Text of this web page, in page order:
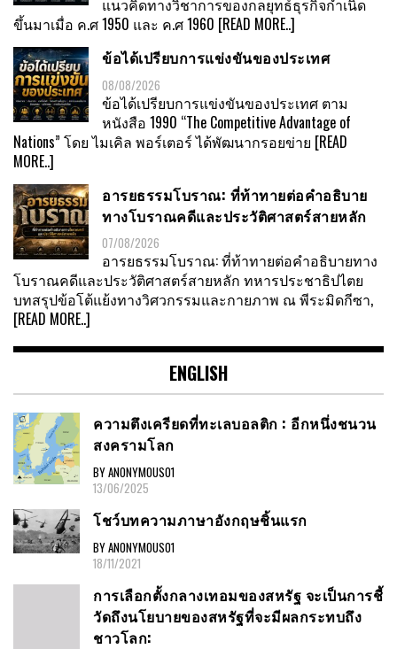
แนวคิดทางวิชาการของกลยุทธ์ธุรกิจกำเนิด
ขึ้นมาเมื่อ ค.ศ 1950 และ ค.ศ 1960 [READ MORE..]
ข้อได้เปรียบการแข่งขันของประเทศ
08/08/2026
ข้อได้เปรียบการแข่งขันของประเทศ ตาม
หนังสือ 1990 “The Competitive Advantage of
Nations” โดย ไมเคิล พอร์เตอร์ ได้พัฒนากรอยข่าย [READ
MORE..]
อารยธรรมโบราณ: ที่ท้าทายต่อคำอธิบาย
ทางโบราณคดีและประวัติศาสตร์สายหลัก
07/08/2026
อารยธรรมโบราณ: ที่ท้าทายต่อคำอธิบายทาง
โบราณคดีและประวัติศาสตร์สายหลัก ทหารประชาธิปไตย
บทสรุปข้อโต้แย้งทางวิศวกรรมและกายภาพ ณ พีระมิดกีซา,
[READ MORE..]
ENGLISH
ความตึงเครียดที่ทะเลบอลติก : อีกหนึ่งชนวน
สงครามโลก
BY ANONYMOUS01
13/06/2025
โชว์บทความภาษาอังกฤษชิ้นแรก
BY ANONYMOUS01
18/11/2021
การเลือกตั้งกลางเทอมของสหรัฐ จะเป็นการชี้
วัดถึงนโยบายของสหรัฐที่จะมีผลกระทบถึง
ชาวโลก: